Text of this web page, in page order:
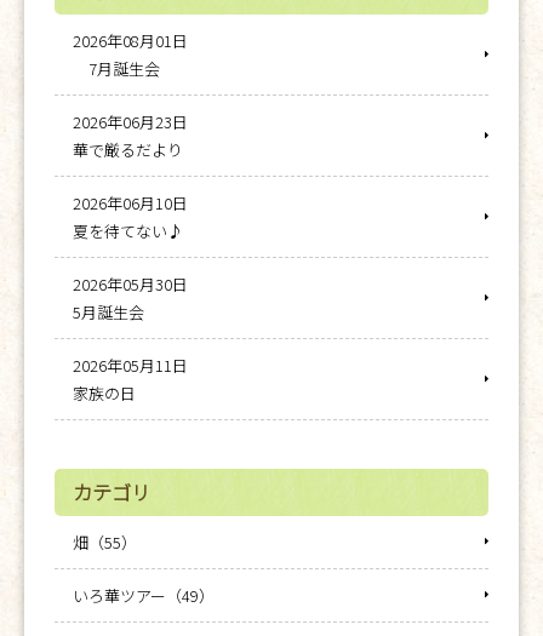
2026年08月01日
7月誕生会
2026年06月23日
華で厳るだより
2026年06月10日
夏を待てない♪
2026年05月30日
5月誕生会
2026年05月11日
家族の日
カテゴリ
畑（55）
いろ華ツアー（49）